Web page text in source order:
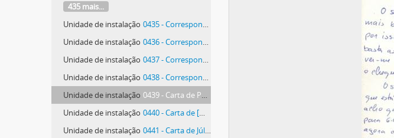
435 mais...
Unidade de instalação 0435 - Correspondência de Manuel Patinha
Unidade de instalação 0436 - Correspondência de Manuel Patinha
Unidade de instalação 0437 - Correspondência de Manuel Patinha
Unidade de instalação 0438 - Correspondência de Manuel Patinha
Unidade de instalação 0439 - Carta de Paula
Unidade de instalação 0440 - Carta de [Maria do] Carmo [Gaivão de Tavares] Risques Pereira
Unidade de instalação 0441 - Carta de Júlio Maria dos Reis Pereira